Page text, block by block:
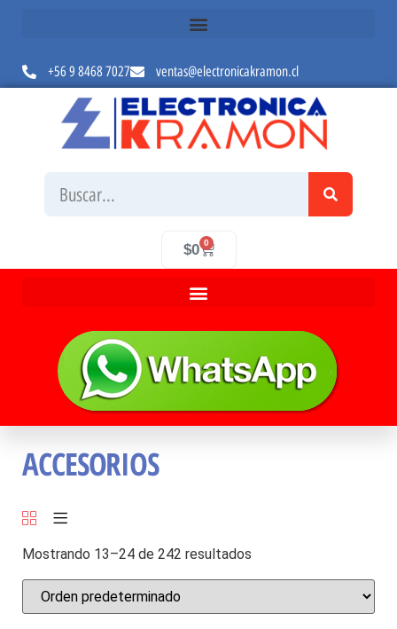
+56 9 8468 7027 ventas@electronicakramon.cl
$0 0
ACCESORIOS
Mostrando 13–24 de 242 resultados